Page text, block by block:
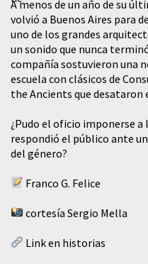
A menos de un año de su
volvió a Buenos Aires para
uno de los grandes
un sonido que nunca
compañía sostuvieron una
escuela con clásicos de
the Ancients que desataron
¿Pudo el oficio imponerse
respondió el público ante
del género?
Franco G. Felice
cortesía Sergio Mella
Link en historias